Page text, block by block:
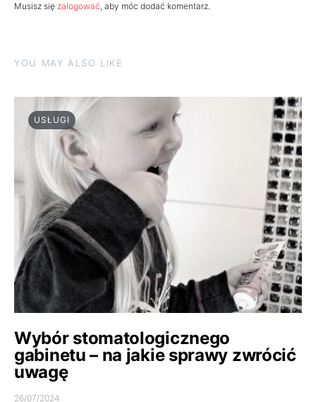
Musisz się zalogować, aby móc dodać komentarz.
YOU MAY ALSO LIKE
USŁUGI
Wybór stomatologicznego
gabinetu – na jakie sprawy zwrócić
uwagę
26/07/2024